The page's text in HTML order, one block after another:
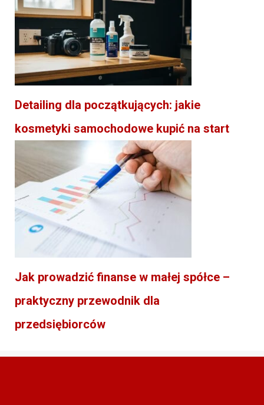
Detailing dla początkujących: jakie
kosmetyki samochodowe kupić na start
Jak prowadzić finanse w małej spółce –
praktyczny przewodnik dla
przedsiębiorców